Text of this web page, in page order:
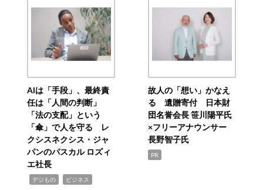
AIは「手段」、最終責
任は「人間の判断」
「法の支配」という
「傘」で人を守る レ
クシスネクシス・ジャ
パンのパスカル ロズィ
エ社長
デジもの ビジネス
故人の「想い」かなえ
る 遺贈寄付 日本財
団名誉会長 笹川陽平氏
×フリーアナウンサー
長野智子氏
PR